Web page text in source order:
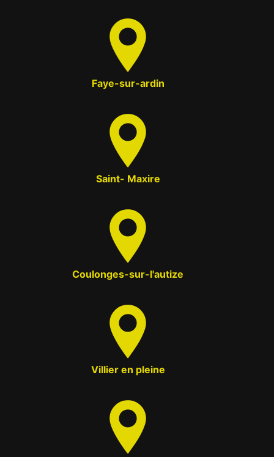
Faye-sur-ardin
Saint- Maxire
Coulonges-sur-l'autize
Villier en pleine